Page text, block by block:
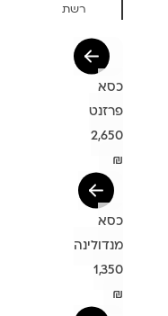
רשת
כסא
פרזנט
2,650
₪
כסא
מנדולינה
1,350
₪